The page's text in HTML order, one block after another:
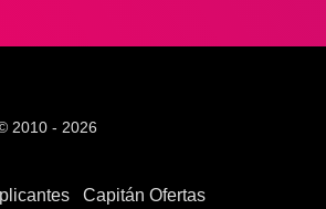
2010 - 2026
Capitán Ofertas